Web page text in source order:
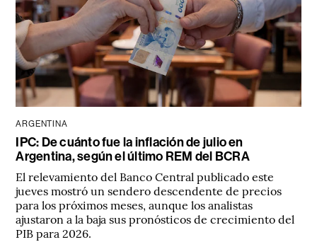
ARGENTINA
IPC: De cuánto fue la inflación de julio en
Argentina, según el último REM del BCRA
El relevamiento del Banco Central publicado este
jueves mostró un sendero descendente de precios
para los próximos meses, aunque los analistas
ajustaron a la baja sus pronósticos de crecimiento del
PIB para 2026.